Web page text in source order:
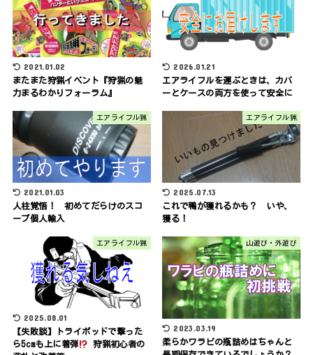
2021.01.02
またまた狩猟イベント『狩猟の魅
力まるわかりフォーラム』
2026.01.21
エアライフルを運ぶときは、カバ
ーとケースの両方を使って安全に
エアライフル猟
2021.01.03
人柱覚悟！ 初めてだらけのスコ
ープ個人輸入
エアライフル猟
2025.07.13
これで鴨が獲れるかも？ いや、
獲る！
エアライフル猟
2025.08.01
【失敗談】トライポッドで撃った
ら5cmも上に着弾
狩猟初心者の
山遊び・外遊び
2023.03.19
柔らかワラビの瓶詰めはちゃんと